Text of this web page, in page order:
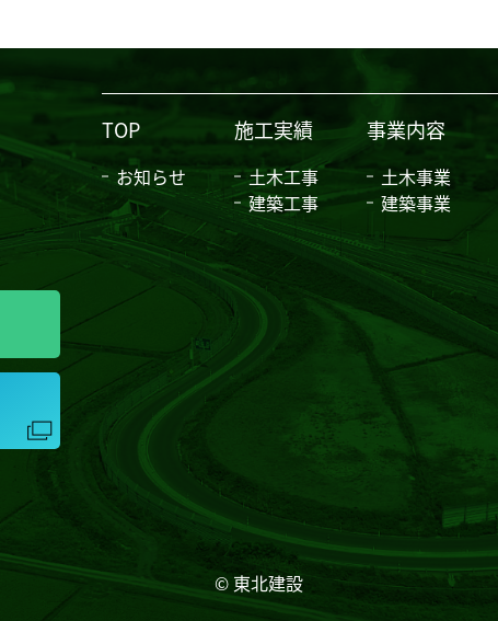
TOP
お知らせ
施工実績
土木工事
建築工事
事業内容
土木事業
建築事業
© 東北建設